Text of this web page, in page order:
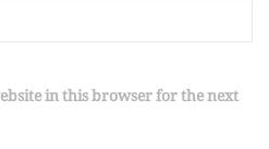
in this browser for the next